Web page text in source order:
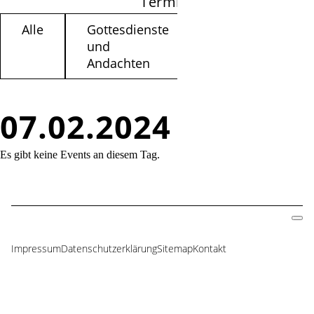
07.02.2024
Alle
Gottesdienste
und
Andachten
Es gibt keine Events an diesem Tag.
Navigation
ImpressumDatenschutzerklärungSitemapKontakt